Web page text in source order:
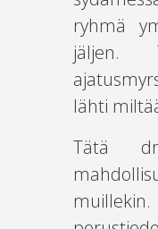
ryhmä
jäljen.
lähti
Tätä
muillekin.